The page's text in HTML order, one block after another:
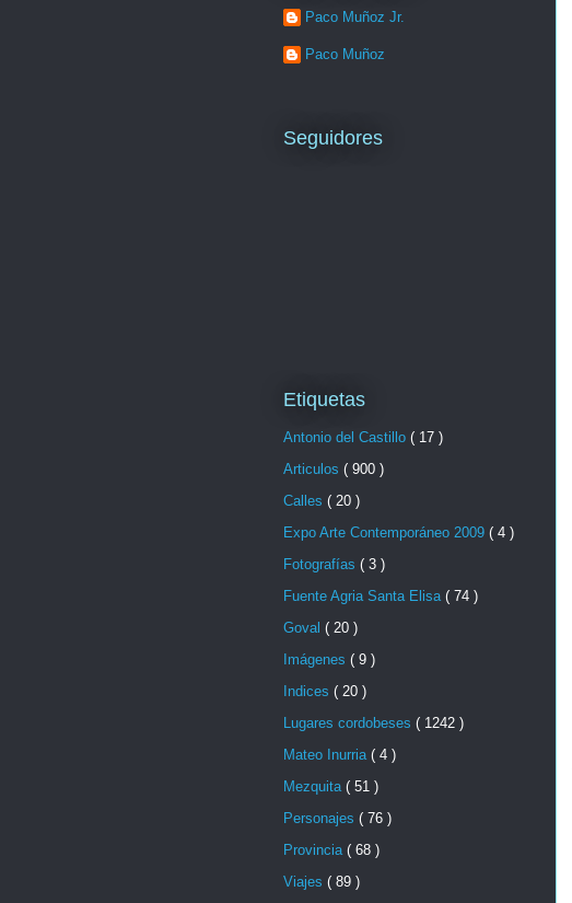
Paco Muñoz Jr.
Paco Muñoz
Seguidores
Etiquetas
Antonio del Castillo ( 17 )
Articulos ( 900 )
Calles ( 20 )
Expo Arte Contemporáneo 2009 ( 4 )
Fotografías ( 3 )
Fuente Agria Santa Elisa ( 74 )
Goval ( 20 )
Imágenes ( 9 )
Indices ( 20 )
Lugares cordobeses ( 1242 )
Mateo Inurria ( 4 )
Mezquita ( 51 )
Personajes ( 76 )
Provincia ( 68 )
Viajes ( 89 )